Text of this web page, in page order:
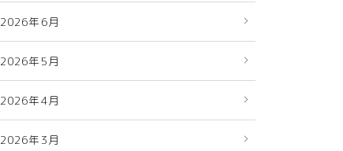
2026年6月
2026年5月
2026年4月
2026年3月